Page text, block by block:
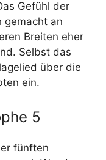
Gefühl der
gemacht an
Breiten eher
Selbst das
über die
ein.
5
fünften